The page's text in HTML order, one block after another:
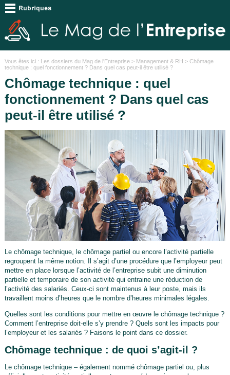
Vous êtes ici : Les dossiers du Mag de l'Entreprise> Management & RH > Chômage
technique : quel fonctionnement ? Dans quel cas peut-il être utilisé ?
Chômage technique : quel
fonctionnement ? Dans quel cas
peut-il être utilisé ?
Le chômage technique, le chômage partiel ou encore l’activité partielle
regroupent la même notion. Il s’agit d’une procédure que l’employeur peut
mettre en place lorsque l’activité de l’entreprise subit une diminution
partielle et temporaire de son activité qui entraine une réduction de
l’activité des salariés. Ceux-ci sont maintenus à leur poste, mais ils
travaillent moins d’heures que le nombre d’heures minimales légales.
Quelles sont les conditions pour mettre en œuvre le chômage technique ?
Comment l’entreprise doit-elle s’y prendre ? Quels sont les impacts pour
l’employeur et les salariés ? Faisons le point dans ce dossier.
Chômage technique : de quoi s’agit-il ?
Le chômage technique – également nommé chômage partiel ou, plus